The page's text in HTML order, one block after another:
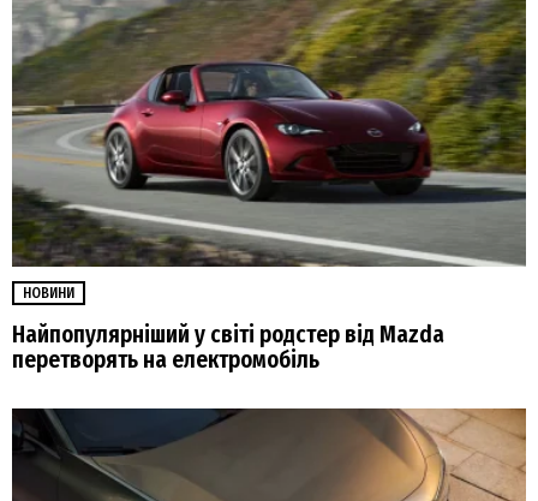
НОВИНИ
Найпопулярніший у світі родстер від Mazda
перетворять на електромобіль